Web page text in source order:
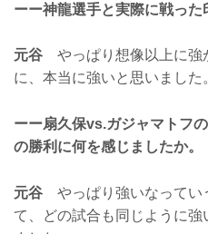
ーー神龍選手と実際に戦った
元谷 やっぱり想像以上に
に、本当に強いと思いました
ーー扇久保vs.ガジャマトフ
の勝利に何を感じましたか。
元谷 やっぱり強いなってい
て、どの試合も同じように